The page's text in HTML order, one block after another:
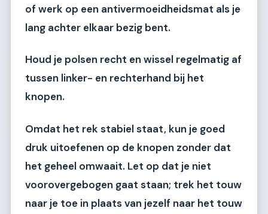
of werk op een antivermoeidheidsmat als je
lang achter elkaar bezig bent.
Houd je polsen recht en wissel regelmatig af
tussen linker- en rechterhand bij het
knopen.
Omdat het rek stabiel staat, kun je goed
druk uitoefenen op de knopen zonder dat
het geheel omwaait. Let op dat je niet
voorovergebogen gaat staan; trek het touw
naar je toe in plaats van jezelf naar het touw